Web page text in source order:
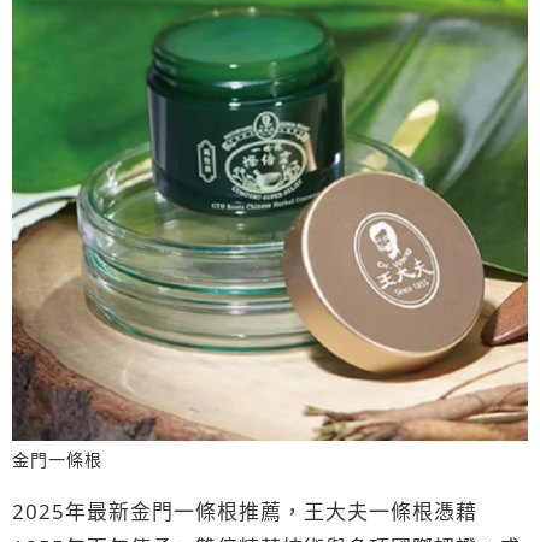
金門一條根
2025年最新金門一條根推薦，王大夫一條根憑藉